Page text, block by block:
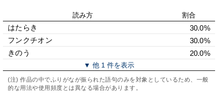
読み方 割合
はたらき
30.0%
フンクチオン
30.0%
きのう
20.0%
▼ 他 1 件を表示
(注) 作品の中でふりがなが振られた語句のみを対象としているため、一般
的な用法や使用頻度とは異なる場合があります。